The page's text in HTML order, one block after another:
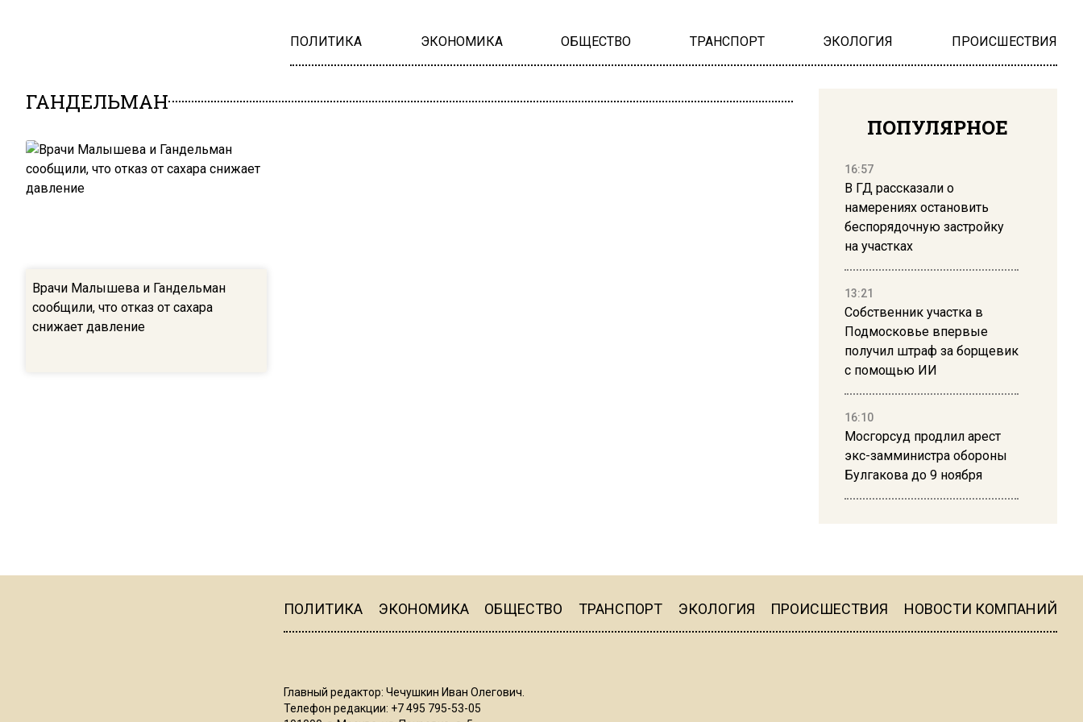
ПОЛИТИКА ЭКОНОМИКА ОБЩЕСТВО ТРАНСПОРТ ЭКОЛОГИЯ ПРОИСШЕСТВИЯ
ГАНДЕЛЬМАН
Врачи Малышева и Гандельман
сообщили, что отказ от сахара
снижает давление
ПОПУЛЯРНОЕ
16:57
В ГД рассказали о
намерениях остановить
беспорядочную застройку
на участках
13:21
Собственник участка в
Подмосковье впервые
получил штраф за борщевик
с помощью ИИ
16:10
Мосгорсуд продлил арест
экс-замминистра обороны
Булгакова до 9 ноября
16:19
ПОЛИТИКА ЭКОНОМИКА ОБЩЕСТВО ТРАНСПОРТ ЭКОЛОГИЯ ПРОИСШЕСТВИЯ НОВОСТИ КОМПАНИЙ
Главный редактор: Чечушкин Иван Олегович.
Телефон редакции: +7 495 795-53-05